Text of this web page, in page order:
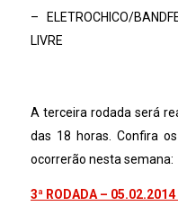
– ELETROCHICO/
LIVRE
A terceira rodada será
das 18 horas. Confira
ocorrerão nesta semana:
3ª RODADA –